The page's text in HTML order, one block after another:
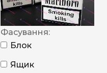
Фасування:
Блок
Ящик